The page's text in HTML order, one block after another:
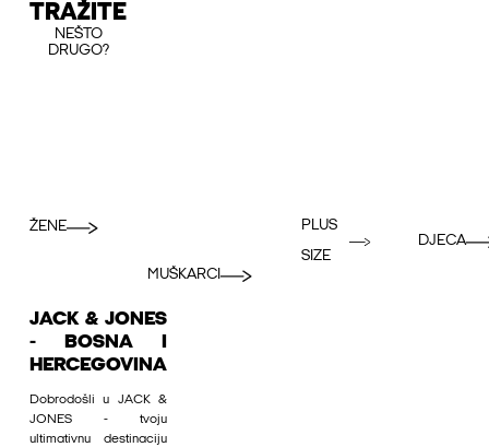
TRAŽITE
NEŠTO
DRUGO?
ŽENE
MUŠKARCI
PLUS
SIZE
DJECA
JACK & JONES
- BOSNA I
HERCEGOVINA
Dobrodošli u JACK &
JONES - tvoju
ultimativnu destinaciju